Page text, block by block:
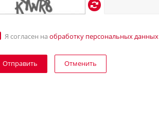
Я согласен наобработку персональных данных
Отменить